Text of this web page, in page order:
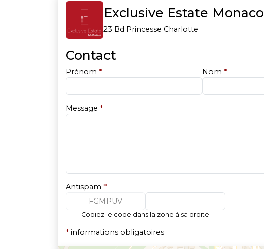
Exclusive Estate Monaco
23 Bd Princesse Charlotte
Contact
Prénom * Nom *
Message *
Antispam *
FGMPUV
Copiez le code dans la zone à sa droite
* informations obligatoires